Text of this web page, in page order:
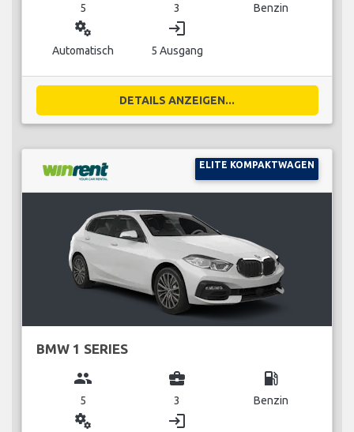
5 3 Benzin
miscellaneous_services
Automatisch
login
5 Ausgang
DETAILS ANZEIGEN...
ELITE KOMPAKTWAGEN
BMW 1 SERIES
group
5
business_center
3
local_gas_station
Benzin
miscellaneous_services login